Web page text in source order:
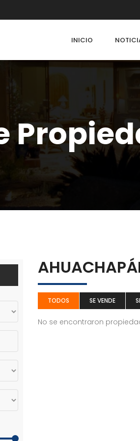
INICIO
TODOS SE VENDE
No se encontraron